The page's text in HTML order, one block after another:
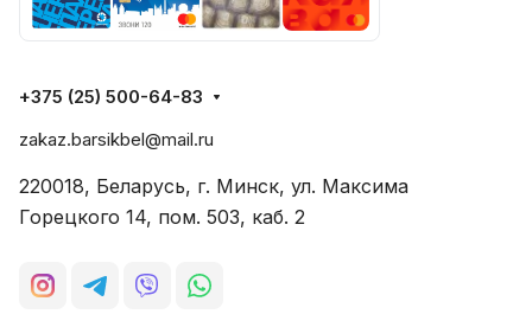
+375 (25) 500-64-83
zakaz.barsikbel@mail.ru
220018, Беларусь, г. Минск, ул. Максима
Горецкого 14, пом. 503, каб. 2